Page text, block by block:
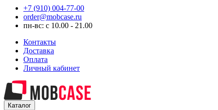
+7 (910) 004-77-00
order@mobcase.ru
пн-вс: с 10.00 - 21.00
Контакты
Доставка
Оплата
Личный кабинет
Каталог